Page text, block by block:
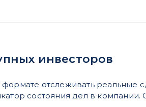
инвесторов
отслеживать реальные
состояния дел в компании.